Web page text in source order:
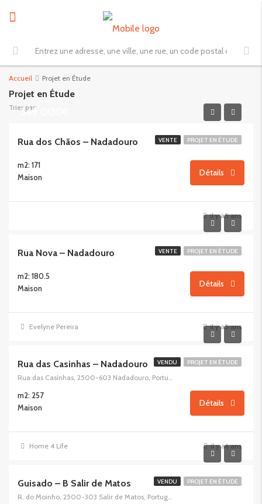
Accueil Projet en Étude
Projet en Étude
Trier par:
VENTE PROJET EN ÉTUDE
349 000€
Rua dos Chãos – Nadadouro
m2: 171
Maison
Détails
il y a5 ans
VENTE PROJET EN ÉTUDE
Rua Nova – Nadadouro
m2: 180.5
Maison
Détails
Evelyne Pereira il y a5 ans
VENDU PROJET EN ÉTUDE
Rua das Casinhas – Nadadouro
Rua das Casinhas, 2500-603 Nadadouro, Portugal
m2: 257
Maison
Détails
Home 4 Life il y a6 ans
VENDU PROJET EN ÉTUDE
Guisado – B Salir de Matos
R. do Moinho, 2500-303 Salir de Matos, Portugal